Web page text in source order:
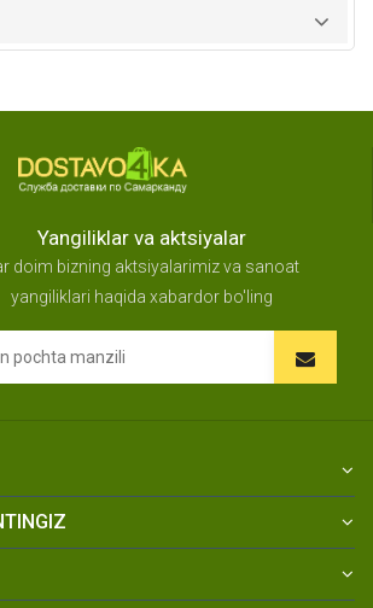
Yangiliklar va aktsiyalar
doim bizning aktsiyalarimiz va sanoat
yangiliklari haqida xabardor bo'ling